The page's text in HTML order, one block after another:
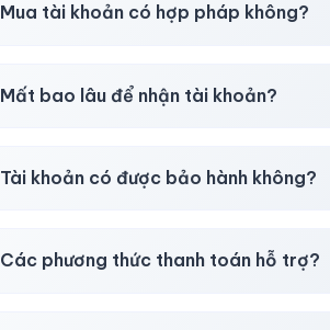
Mua tài khoản có hợp pháp không?
Mất bao lâu để nhận tài khoản?
Tài khoản có được bảo hành không?
Các phương thức thanh toán hỗ trợ?